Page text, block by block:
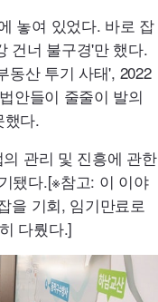
놓여 있었다. 바로 잡
건너 불구경'만 했다.
동산 투기 사태', 2022
안들이 줄줄이 발의
했다.
관리 및 진흥에 관한
됐다.[※참고: 이 이야
을 기회, 임기만료로
다뤘다.]